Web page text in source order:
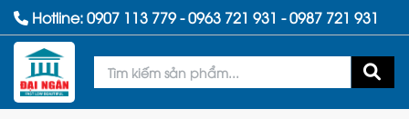
Hotline:0907 113 779-0963 721 931 -0987 721 931